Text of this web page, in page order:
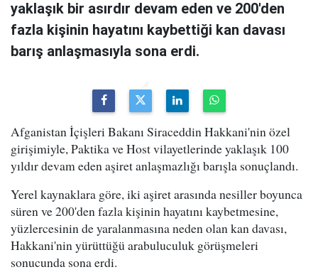
yaklaşık bir asırdır devam eden ve 200'den
fazla kişinin hayatını kaybettiği kan davası
barış anlaşmasıyla sona erdi.
Afganistan İçişleri Bakanı Siraceddin Hakkani'nin özel
girişimiyle, Paktika ve Host vilayetlerinde yaklaşık 100
yıldır devam eden aşiret anlaşmazlığı barışla sonuçlandı.
Yerel kaynaklara göre, iki aşiret arasında nesiller boyunca
süren ve 200'den fazla kişinin hayatını kaybetmesine,
yüzlercesinin de yaralanmasına neden olan kan davası,
Hakkani'nin yürüttüğü arabuluculuk görüşmeleri
sonucunda sona erdi.